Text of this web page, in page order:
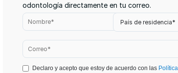
odontología directamente en tu correo.
Declaro y acepto que estoy de acuerdo con las